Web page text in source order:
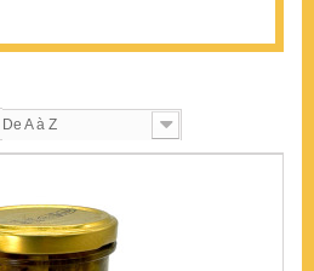
De A à Z